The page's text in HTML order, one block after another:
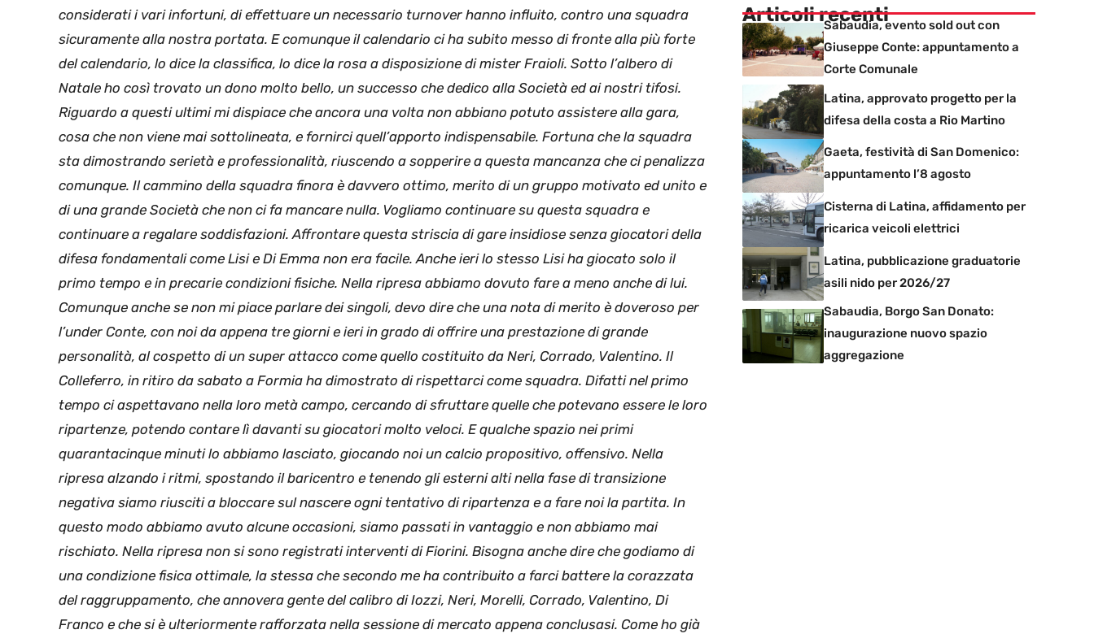
considerati i vari infortuni, di effettuare un necessario turnover hanno influito, contro una squadra
sicuramente alla nostra portata. E comunque il calendario ci ha subito messo di fronte alla più forte
del calendario, lo dice la classifica, lo dice la rosa a disposizione di mister Fraioli. Sotto l’albero di
Natale ho così trovato un dono molto bello, un successo che dedico alla Società ed ai nostri tifosi.
Riguardo a questi ultimi mi dispiace che ancora una volta non abbiano potuto assistere alla gara,
cosa che non viene mai sottolineata, e fornirci quell’apporto indispensabile. Fortuna che la squadra
sta dimostrando serietà e professionalità, riuscendo a sopperire a questa mancanza che ci penalizza
comunque. Il cammino della squadra finora è davvero ottimo, merito di un gruppo motivato ed unito e
di una grande Società che non ci fa mancare nulla. Vogliamo continuare su questa squadra e
continuare a regalare soddisfazioni. Affrontare questa striscia di gare insidiose senza giocatori della
difesa fondamentali come Lisi e Di Emma non era facile. Anche ieri lo stesso Lisi ha giocato solo il
primo tempo e in precarie condizioni fisiche. Nella ripresa abbiamo dovuto fare a meno anche di lui.
Comunque anche se non mi piace parlare dei singoli, devo dire che una nota di merito è doveroso per
l’under Conte, con noi da appena tre giorni e ieri in grado di offrire una prestazione di grande
personalità, al cospetto di un super attacco come quello costituito da Neri, Corrado, Valentino. Il
Colleferro, in ritiro da sabato a Formia ha dimostrato di rispettarci come squadra. Difatti nel primo
tempo ci aspettavano nella loro metà campo, cercando di sfruttare quelle che potevano essere le loro
ripartenze, potendo contare lì davanti su giocatori molto veloci. E qualche spazio nei primi
quarantacinque minuti lo abbiamo lasciato, giocando noi un calcio propositivo, offensivo. Nella
ripresa alzando i ritmi, spostando il baricentro e tenendo gli esterni alti nella fase di transizione
negativa siamo riusciti a bloccare sul nascere ogni tentativo di ripartenza e a fare noi la partita. In
questo modo abbiamo avuto alcune occasioni, siamo passati in vantaggio e non abbiamo mai
rischiato. Nella ripresa non si sono registrati interventi di Fiorini. Bisogna anche dire che godiamo di
una condizione fisica ottimale, la stessa che secondo me ha contribuito a farci battere la corazzata
del raggruppamento, che annovera gente del calibro di Iozzi, Neri, Morelli, Corrado, Valentino, Di
Franco e che si è ulteriormente rafforzata nella sessione di mercato appena conclusasi. Come ho già
Articoli recentiSabaudia, evento sold out con
Giuseppe Conte: appuntamento a
Corte Comunale
Latina, approvato progetto per la
difesa della costa a Rio Martino
Gaeta, festività di San Domenico:
appuntamento l’8 agosto
Cisterna di Latina, affidamento per
ricarica veicoli elettrici
Latina, pubblicazione graduatorie
asili nido per 2026/27
Sabaudia, Borgo San Donato:
inaugurazione nuovo spazio
aggregazione